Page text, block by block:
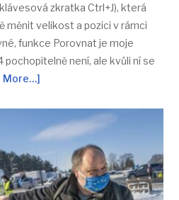
zkratka Ctrl+J), která
měnit velikost a pozici v rámci
funkce Porovnat je moje
pochopitelně není, ale kvůli ní se
More…]